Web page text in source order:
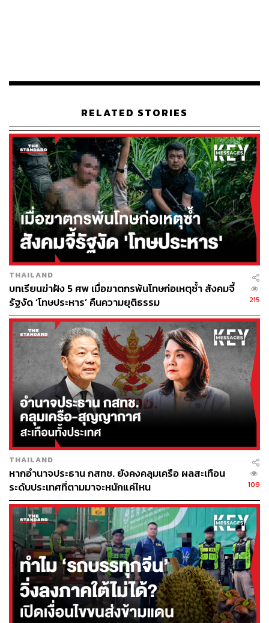
จนกระทั่งเมื่อวันพุธที่ผ่านมา สกอตต์ มอร์ริสัน นายก
ส่งตัวกลับหากไม่สามารถแสดงหลักฐานได้เพียงพอว่า
ทำไมจึงควรได้รับการยกเว้นทางการแพทย์ “เขาไม่ควร
จะได้รับการปฏิบัติแตกต่างจากคนอื่น”
ด้าน ร็อด เลเวอร์ นักเทนนิสระดับตำนานของชาว
ออสเตรเลียเองก็ให้สัมภาษณ์กับหนังสือพิมพ์ The
Herald Sun ว่า ยอโควิชควรจะเปิดเผยเหตุผลว่าทำไม
เขาจึงได้รับการยกเว้นทางการแพทย์ พร้อมตั้งคำถาม
ว่า นักกีฬาที่ยิ่งใหญ่และดูแข็งแรงแบบเขามีปัญหา
สุขภาพตรงไหน?
จากนั้นเมื่อนักเทนนิสชาวเซอร์เบียเดินทางจากดูไบมา
ถึงสนามบินทัลลามารีนในนครเมลเบิร์น ได้ถูกเจ้า
หน้าที่กักตัวเป็นเวลาหลายชั่วโมง ก่อนปฏิเสธที่จะให้
เดินทางเข้าประเทศ และยังยกเลิกวีซ่าของยอโควิชด้วย
โดยเหตุผลที่หน่วย Australian Border Force ระบุใน
แถลงการณ์คือ ยอโควิช “ไม่สามารถแสดงหลักฐานที่
เพียงพอในการที่จะอนุญาตให้เดินทางเข้าประเทศได้
และวีซ่าได้ถูกยกเลิก” ซึ่งตามกฎหมายแล้วบุคคลที่
ไม่ใช่พลเมืองของออสเตรเลียที่วีซ่าหมดอายุหรือถูก
ยกเลิกจะต้องถูกกักตัวหรือถูกเนรเทศออกนอกประเทศ
ด้านรัฐบาลรัฐวิกตอเรียปฏิเสธที่จะสนับสนุนการขอ
อนุมัติวีซ่าให้แก่ยอโควิช และมีรายงานว่า วีซ่าที่ยอโค
วิชพยายามยื่นเพื่อขอเข้าประเทศนั้นไม่อนุญาตให้ใช้
เป็นข้อยกเว้นสำหรับคนที่ยังไม่ได้เข้ารับวัคซีน
ยอโควิชถูกนำตัวไปยังโรงแรมสำหรับการกักกันตัว
ของรัฐบาล เพื่อรอที่จะถูกส่งตัวกลับ โดยมีรายงานข่าว
ว่า ทีมกฎหมายของนักเทนนิสมือหนึ่งของโลกเตรียมที่
จะต่อสู้ในเรื่องนี้ ขณะที่ โกรัน อิวานิเซวิช อดีตนัก
RELATED STORIES
THAILAND
บทเรียนฆ่าฝัง 5 ศพ เมื่อฆาตกรพ้นโทษก่อเหตุซ้ำ สังคมจี้
รัฐงัด ‘โทษประหาร’ คืนความยุติธรรม
215
THAILAND
หากอำนาจประธาน กสทช. ยังคงคลุมเครือ ผลสะเทือน
ระดับประเทศที่ตามมาจะหนักแค่ไหน
109